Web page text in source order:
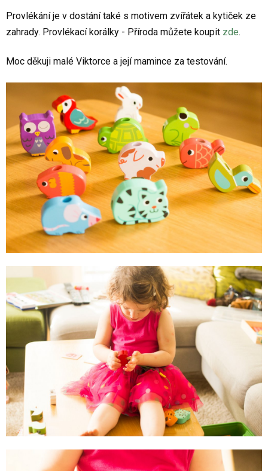
Provlékání je v dostání také s motivem zvířátek a kytiček ze
zahrady. Provlékací korálky - Příroda můžete koupit zde.
Moc děkuji malé Viktorce a její mamince za testování.